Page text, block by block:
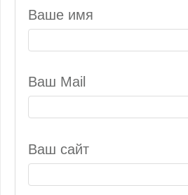
Ваше имя
Ваш Mail
Ваш сайт